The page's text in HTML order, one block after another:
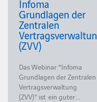
Infoma
Grundlagen der
Zentralen
(ZVV)
Das Webinar "Infoma
Grundlagen der Zentralen
Vertragsverwaltung
(ZVV)" ist ein guter …